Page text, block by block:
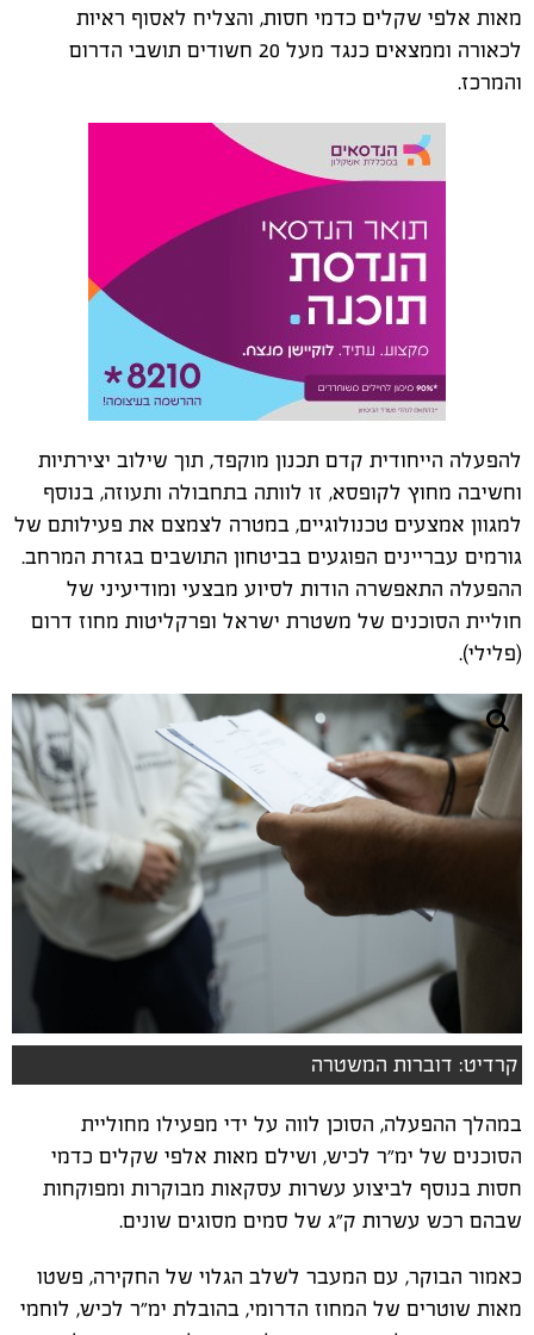
מאות אלפי שקלים כדמי חסות, והצליח לאסוף ראיות
לכאורה וממצאים כנגד מעל 20 חשודים תושבי הדרום
והמרכז.
להפעלה הייחודית קדם תכנון מוקפד, תוך שילוב יצירתיות
וחשיבה מחוץ לקופסא, זו לוותה בתחבולה ותעוזה, בנוסף
למגוון אמצעים טכנולוגיים, במטרה לצמצם את פעילותם של
גורמים עבריינים הפוגעים בביטחון התושבים בגזרת המרחב.
ההפעלה התאפשרה הודות לסיוע מבצעי ומודיעיני של
חוליית הסוכנים של משטרת ישראל ופרקליטות מחוז דרום
(פלילי).
קרדיט: דוברות המשטרה
במהלך ההפעלה, הסוכן לווה על ידי מפעילו מחוליית
הסוכנים של ימ״ר לכיש, ושילם מאות אלפי שקלים כדמי
חסות בנוסף לביצוע עשרות עסקאות מבוקרות ומפוקחות
שבהם רכש עשרות ק״ג של סמים מסוגים שונים.
כאמור הבוקר, עם המעבר לשלב הגלוי של החקירה, פשטו
מאות שוטרים של המחוז הדרומי, בהובלת ימ״ר לכיש, לוחמי